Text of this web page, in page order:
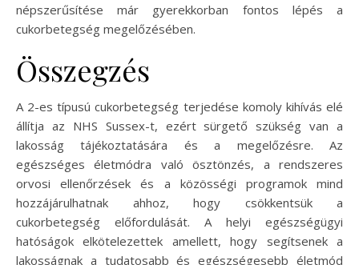
népszerűsítése már gyerekkorban fontos lépés a
cukorbetegség megelőzésében.
Összegzés
A 2-es típusú cukorbetegség terjedése komoly kihívás elé
állítja az NHS Sussex-t, ezért sürgető szükség van a
lakosság tájékoztatására és a megelőzésre. Az
egészséges életmódra való ösztönzés, a rendszeres
orvosi ellenőrzések és a közösségi programok mind
hozzájárulhatnak ahhoz, hogy csökkentsük a
cukorbetegség előfordulását. A helyi egészségügyi
hatóságok elkötelezettek amellett, hogy segítsenek a
lakosságnak a tudatosabb és egészségesebb életmód